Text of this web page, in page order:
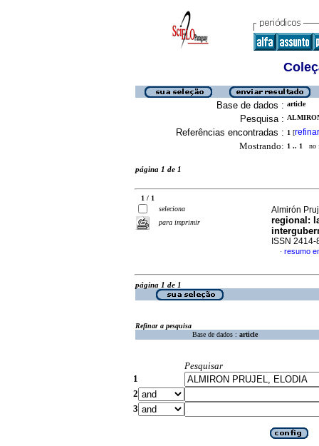
Base de dados : article
Pesquisa :
Referências encontradas : 1 [refinar
Mostrando: 1 .. 1 no
página 1 de 1
1 / 1
seleciona
para imprimir
Almirón
regional:
ISSN 2414-
· resumo
página 1 de 1
Refinar a pesquisa
Base de dados : article
Pesquisar
1
2
3